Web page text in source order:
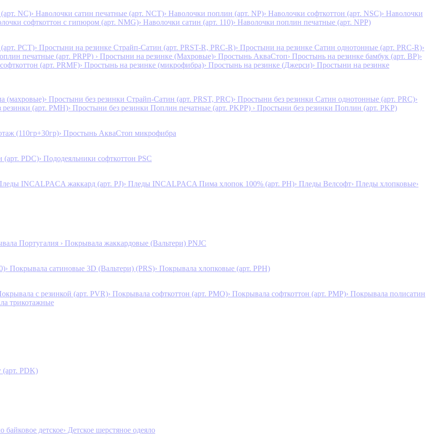
NC)› Наволочки сатин печатные (арт. NCT)› Наволочки поплин (арт. NP)› Наволочки софткоттон (арт. NSC)› Наволочки
софткоттон с гипюром (арт. NMG)› Наволочки сатин (арт. 110)› Наволочки поплин печатные (арт. NPP)
PCT)› Простыни на резинке Страйп-Сатин (арт. PRST-R, PRC-R)› Простыни на резинке Сатин однотонные (арт. PRC-R)›
печатные (арт. PRPP) › Простыни на резинке (Махровые)› Простынь АкваСтоп› Простынь на резинке бамбук (арт. BP)›
(арт. PRMF)› Простынь на резинке (микрофибра)› Простынь на резинке (Джерси)› Простыни на резинке
(махровые)› Простыни без резинки Страйп-Сатин (арт. PRST, PRC)› Простыни без резинки Сатин однотонные (арт. PRC)›
резинки (арт. PMH)› Простыни без резинки Поплин печатные (арт. PKPP) › Простыни без резинки Поплин (арт. PKP)
(110гр+30гр)› Простынь АкваСтоп микрофибра
(арт. PDC)› Пододеяльники софткоттон PSC
INCALPACA жаккард (арт. PJ)› Пледы INCALPACA Пима хлопок 100% (арт. PH)› Пледы Велсофт› Пледы хлопковые›
Португалия › Покрывала жаккардовые (Вальтери) PNJC
› Покрывала сатиновые 3D (Вальтери) (PRS)› Покрывала хлопковые (арт. PPH)
с резинкой (арт. PVR)› Покрывала софткоттон (арт. PMO)› Покрывала софткоттон (арт. PMP)› Покрывала полисатин
трикотажные
(арт. PDK)
байковое детское› Детское шерстяное одеяло